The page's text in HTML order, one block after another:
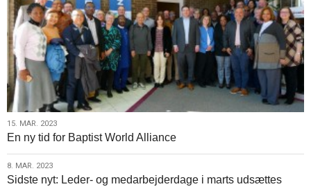
15.
mar.
2023
15. MAR. 2023
En ny tid for Baptist World Alliance
8.
mar.
8. MAR. 2023
Sidste nyt: Leder- og medarbejderdage i marts udsættes